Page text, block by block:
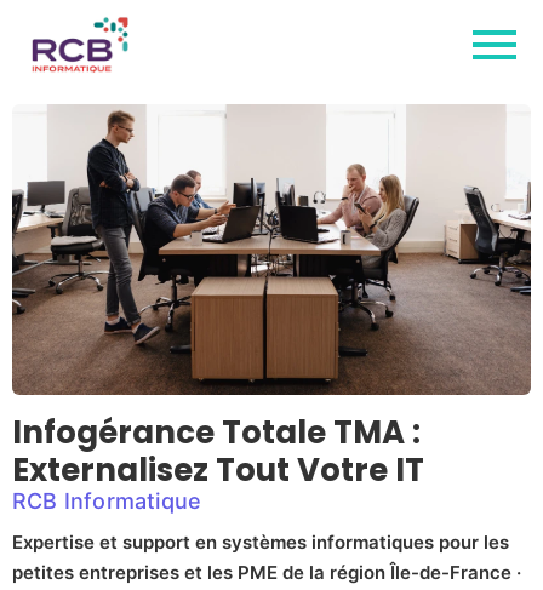
Infogérance Totale TMA :
Externalisez Tout Votre IT
RCB Informatique
Expertise et support en systèmes informatiques pour les
petites entreprises et les PME de la région Île-de-France ·